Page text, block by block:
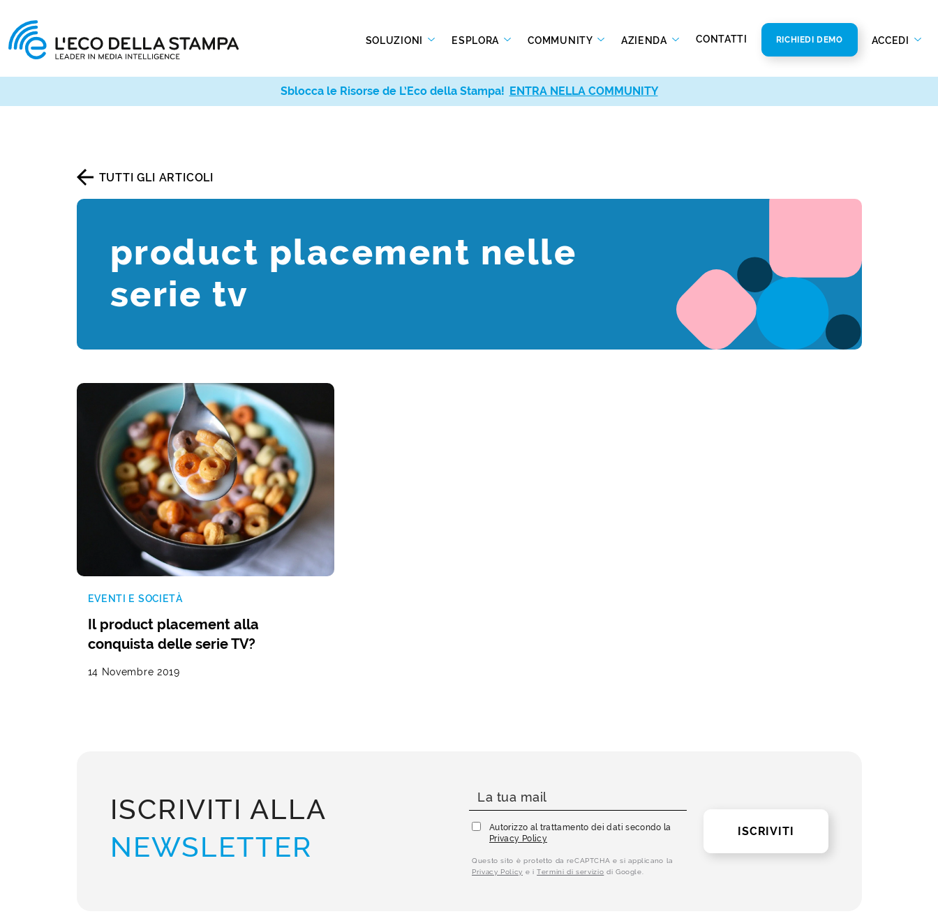
SOLUZIONI ESPLORA COMMUNITY AZIENDA CONTATTI RICHIEDI DEMO ACCEDI
TUTTI GLI ARTICOLI
product placement nelle
serie tv
EVENTI E SOCIETÀ
Il product placement alla
conquista delle serie TV?
14 Novembre 2019
ISCRIVITI ALLA
NEWSLETTER
Autorizzo al trattamento dei dati secondo la
Privacy Policy
Questo sito è protetto da reCAPTCHA e si applicano la
Privacy Policy e iTermini di servizio di Google.
ISCRIVITI
Sblocca le Risorse de L’Eco della Stampa! ENTRA NELLA COMMUNITY